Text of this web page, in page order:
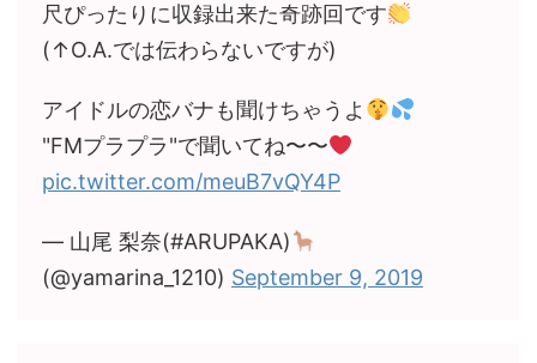
尺ぴったりに収録出来た奇跡回です
(↑O.A.では伝わらないですが)
アイドルの恋バナも聞けちゃうよ
"FMプラプラ"で聞いてね〜〜
pic.twitter.com/meuB7vQY4P
— 山尾 梨奈(#ARUPAKA)
(@yamarina_1210) September 9, 2019